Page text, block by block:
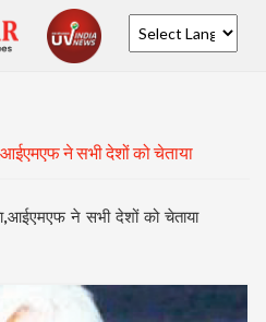
ने सभी देशों को चेताया
ने सभी देशों को चेताया